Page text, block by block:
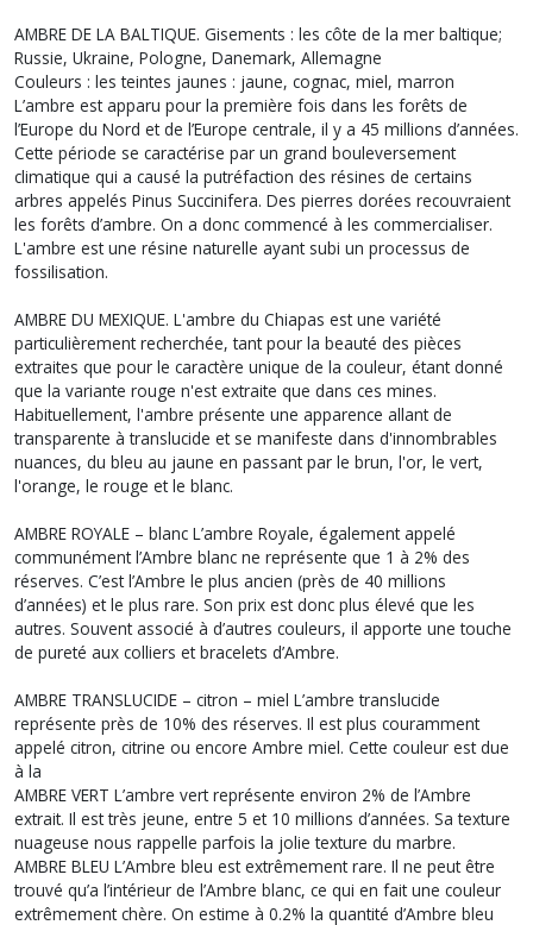
AMBRE DE LA BALTIQUE. Gisements : les côte de la mer baltique;
Russie, Ukraine, Pologne, Danemark, Allemagne
Couleurs : les teintes jaunes : jaune, cognac, miel, marron
L’ambre est apparu pour la première fois dans les forêts de
l’Europe du Nord et de l’Europe centrale, il y a 45 millions d’années.
Cette période se caractérise par un grand bouleversement
climatique qui a causé la putréfaction des résines de certains
arbres appelés Pinus Succinifera. Des pierres dorées recouvraient
les forêts d’ambre. On a donc commencé à les commercialiser.
L'ambre est une résine naturelle ayant subi un processus de
fossilisation.
AMBRE DU MEXIQUE. L'ambre du Chiapas est une variété
particulièrement recherchée, tant pour la beauté des pièces
extraites que pour le caractère unique de la couleur, étant donné
que la variante rouge n'est extraite que dans ces mines.
Habituellement, l'ambre présente une apparence allant de
transparente à translucide et se manifeste dans d'innombrables
nuances, du bleu au jaune en passant par le brun, l'or, le vert,
l'orange, le rouge et le blanc.
AMBRE ROYALE – blanc L’ambre Royale, également appelé
communément l’Ambre blanc ne représente que 1 à 2% des
réserves. C’est l’Ambre le plus ancien (près de 40 millions
d’années) et le plus rare. Son prix est donc plus élevé que les
autres. Souvent associé à d’autres couleurs, il apporte une touche
de pureté aux colliers et bracelets d’Ambre.
AMBRE TRANSLUCIDE – citron – miel L’ambre translucide
représente près de 10% des réserves. Il est plus couramment
appelé citron, citrine ou encore Ambre miel. Cette couleur est due
à la
AMBRE VERT L’ambre vert représente environ 2% de l’Ambre
extrait. Il est très jeune, entre 5 et 10 millions d’années. Sa texture
nuageuse nous rappelle parfois la jolie texture du marbre.
AMBRE BLEU L’Ambre bleu est extrêmement rare. Il ne peut être
trouvé qu’a l’intérieur de l’Ambre blanc, ce qui en fait une couleur
extrêmement chère. On estime à 0.2% la quantité d’Ambre bleu